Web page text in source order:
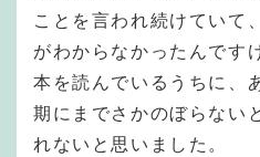
ことを言われ続けていて
がわからなかったんです
本を読んでいるうちに、
期にまでさかのぼらない
れないと思いました。